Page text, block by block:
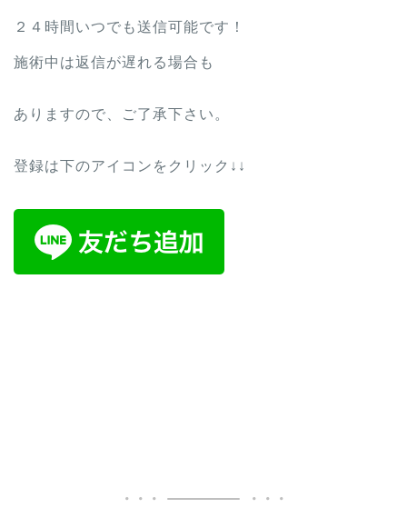
２４時間いつでも送信可能です！
施術中は返信が遅れる場合も
ありますので、ご了承下さい。
登録は下のアイコンをクリック↓↓